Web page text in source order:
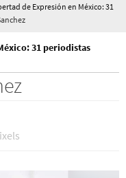
de Expresión en México: 31
31 periodistas